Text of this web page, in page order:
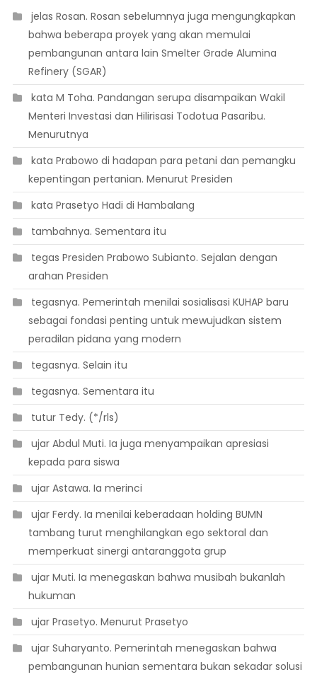
 jelas Rosan. Rosan sebelumnya juga mengungkapkan
bahwa beberapa proyek yang akan memulai
pembangunan antara lain Smelter Grade Alumina
Refinery (SGAR)
 kata M Toha. Pandangan serupa disampaikan Wakil
Menteri Investasi dan Hilirisasi Todotua Pasaribu.
Menurutnya
 kata Prabowo di hadapan para petani dan pemangku
kepentingan pertanian. Menurut Presiden
 kata Prasetyo Hadi di Hambalang
 tambahnya. Sementara itu
 tegas Presiden Prabowo Subianto. Sejalan dengan
arahan Presiden
 tegasnya. Pemerintah menilai sosialisasi KUHAP baru
sebagai fondasi penting untuk mewujudkan sistem
peradilan pidana yang modern
 tegasnya. Selain itu
 tegasnya. Sementara itu
 tutur Tedy. (*/rls)
 ujar Abdul Muti. Ia juga menyampaikan apresiasi
kepada para siswa
 ujar Astawa. Ia merinci
 ujar Ferdy. Ia menilai keberadaan holding BUMN
tambang turut menghilangkan ego sektoral dan
memperkuat sinergi antaranggota grup
 ujar Muti. Ia menegaskan bahwa musibah bukanlah
hukuman
 ujar Prasetyo. Menurut Prasetyo
 ujar Suharyanto. Pemerintah menegaskan bahwa
pembangunan hunian sementara bukan sekadar solusi